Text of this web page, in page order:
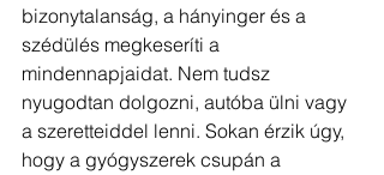
bizonytalanság, a hányinger és a
szédülés megkeseríti a
mindennapjaidat. Nem tudsz
nyugodtan dolgozni, autóba ülni vagy
a szeretteiddel lenni. Sokan érzik úgy,
hogy a gyógyszerek csupán a